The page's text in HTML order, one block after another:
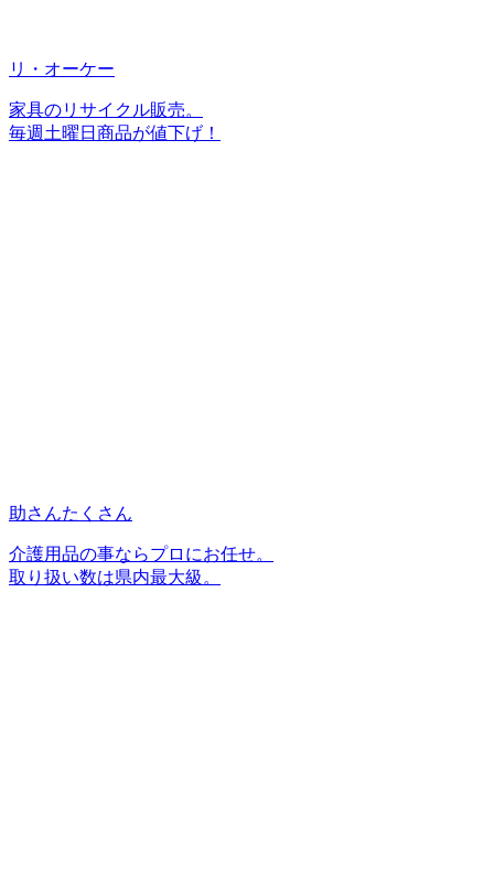
リ・オーケー
家具のリサイクル販売。
毎週土曜日商品が値下げ！
助さんたくさん
介護用品の事ならプロにお任せ。
取り扱い数は県内最大級。